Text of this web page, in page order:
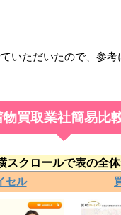
いただいたので、参
物買取業社簡易比
スクロールで表の全
セル